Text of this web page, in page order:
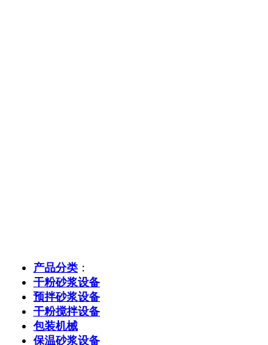
产品分类 ：
干粉砂浆设备
预拌砂浆设备
干粉搅拌设备
包装机械
保温砂浆设备